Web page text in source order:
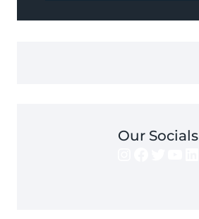
Our Socials